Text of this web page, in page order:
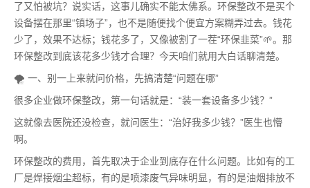
了又怕被坑？说实话，这事儿确实不能太佛系。环保整改不是买个
设备摆在那里“镇场子”，也不是随便找个便宜方案糊弄过去。钱花
少了，效果不达标；钱花多了，又像被割了一茬“环保韭菜”🌱。那
环保整改到底该花多少钱才合理？今天咱们就用大白话聊清楚。
🌪️ 一、别一上来就问价格，先搞清楚“问题在哪”
很多企业做环保整改，第一句话就是：“装一套设备多少钱？”
这就像去医院还没检查，就问医生：“治好我多少钱？”医生也懵
啊。
环保整改的费用，首先取决于企业到底存在什么问题。比如有的工
厂是焊接烟尘超标，有的是喷漆废气异味明显，有的是油烟排放不